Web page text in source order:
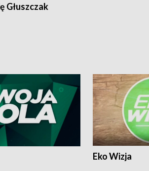
Głuszczak
Eko Wizja